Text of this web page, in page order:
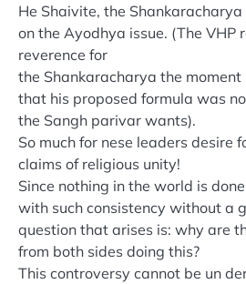
He Shaivite, the
on the Ayodhya issue. (The VHP
reverence for
the Shankaracharya the
that his proposed formula was
the Sangh parivar wants).
So much for nese leaders desire
claims of religious unity!
Since nothing in the world is
with such consistency without a
question that arises is: why are
from both sides doing this?
This controversy cannot be un